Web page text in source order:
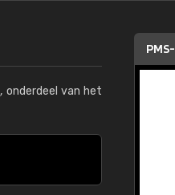
, onderdeel van het